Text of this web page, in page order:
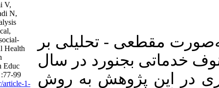
- تحلیلی بر
بجنورد در سال
به روش
Yarmohammadi A, Ghavami V,
Gharib S, Oroji A, Khodadadi N,
Tavakoli Sani S B. Path Analysis
Associations between Physical,
Environmental, and Psychosocial-
Social Hazards with General Health
in Service Sector Workers in
Bojnourd City. Iran J Health Educ
Health Promot 2025; 13 (3) :77-99
URL:http://journal.ihepsa.ir/article-1-